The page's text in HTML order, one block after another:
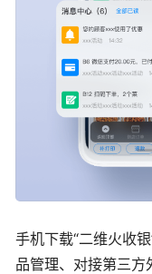
手机下载“二维火收
品管理、对接第三